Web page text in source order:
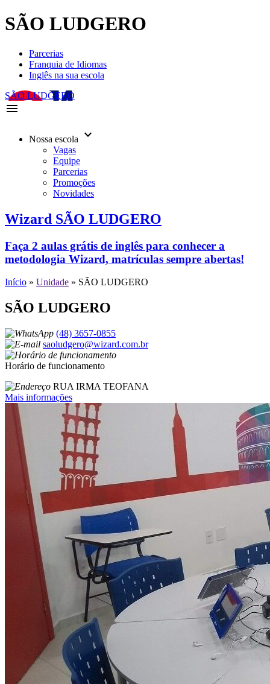
SÃO LUDGERO
Parcerias
Franquia de Idiomas
Inglês na sua escola
SÃO LUDGERO
menu
Nossa escola keyboard_arrow_down
Vagas
Equipe
Parcerias
Promoções
Novidades
Wizard SÃO LUDGERO
Faça 2 aulas grátis de inglês para conhecer a
metodologia Wizard, matrículas sempre abertas!
Início » Unidade » SÃO LUDGERO
SÃO LUDGERO
(48) 3657-0855
saoludgero@wizard.com.br
Horário de funcionamento
RUA IRMA TEOFANA
Mais informações